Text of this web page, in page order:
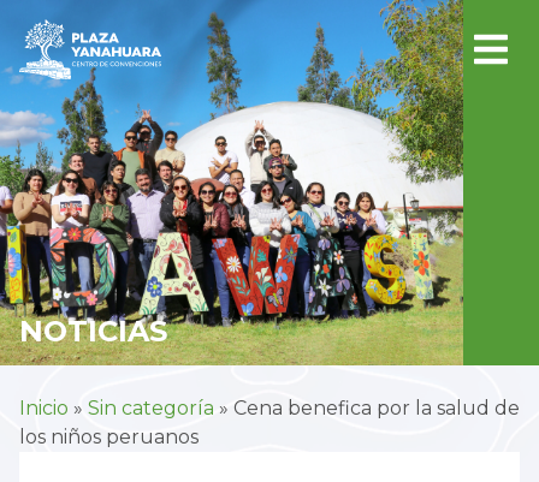
NOTICIAS
Inicio » Sin categoría » Cena benefica por la salud de
los niños peruanos